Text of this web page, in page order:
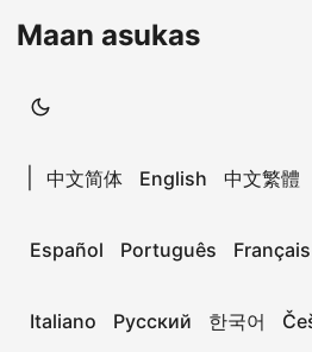
Maan asukas
中文简体 English 中文繁體
Español Português Français
Italiano Русский 한국어